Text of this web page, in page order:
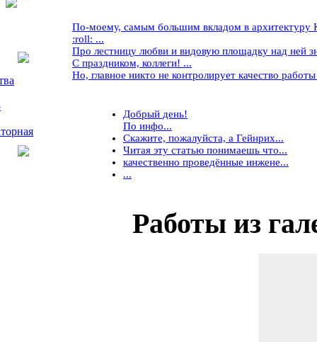
По-моему, самым большим вкладом в архитектуру
:roll: ...
Про лестницу любви и видовую площадку над ней
С праздником, коллеги! ...
Но, главное никто не контролирует качество
Добрый день!
По инфо...
Скажите, пожалуйста, а Гейнрих...
Читая эту статью понимаешь что...
качественно проведённые инжене...
...
Работыиз